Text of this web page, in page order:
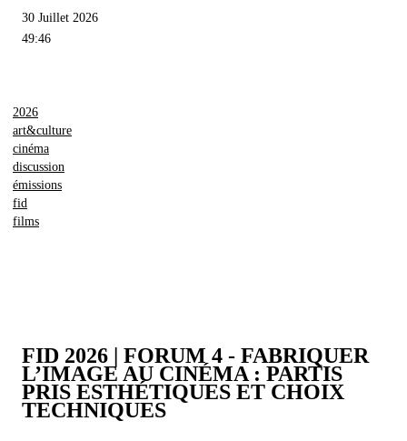
30 Juillet 2026
49:46
2026
art&culture
cinéma
discussion
émissions
fid
films
FID 2026 | FORUM 4 - FABRIQUER
L’IMAGE AU CINÉMA : PARTIS
PRIS ESTHÉTIQUES ET CHOIX
TECHNIQUES